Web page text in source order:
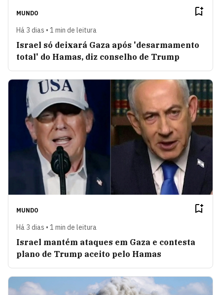
MUNDO
Há 3 dias • 1 min de leitura
Israel só deixará Gaza após 'desarmamento
total' do Hamas, diz conselho de Trump
MUNDO
Há 3 dias • 1 min de leitura
Israel mantém ataques em Gaza e contesta
plano de Trump aceito pelo Hamas